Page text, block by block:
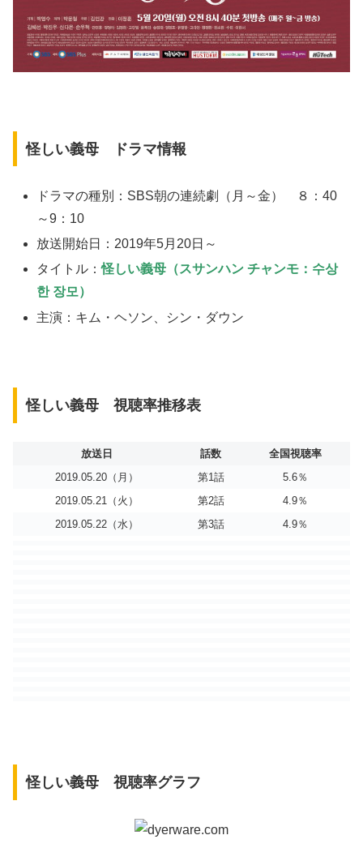
怪しい義母 ドラマ情報
ドラマの種別：SBS朝の連続劇（月～金） ８：40
～9：10
放送開始日：2019年5月20日～
タイトル：怪しい義母（スサンハン チャンモ：수상
한 장모）
主演：キム・ヘソン、シン・ダウン
怪しい義母 視聴率推移表
放送日 話数
全国視聴率
2019.05.20（月）
第1話
5.6％
2019.05.21（火）
第2話
4.9％
2019.05.22（水）
第3話 4.9％
怪しい義母 視聴率グラフ